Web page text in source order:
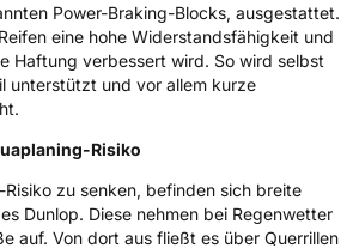
Power-Braking-Blocks, ausgestattet.
eine hohe Widerstandsfähigkeit und
Haftung verbessert wird. So wird selbst
unterstützt und vor allem kurze
Risiko
zu senken, befinden sich breite
Dunlop. Diese nehmen bei Regenwetter
auf. Von dort aus fließt es über Querrillen